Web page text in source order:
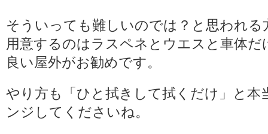
そういっても難しいのでは？と思われ
用意するのはラスペネとウエスと車体だ
良い屋外がお勧めです。
やり方も「ひと拭きして拭くだけ」と本
ンジしてくださいね。